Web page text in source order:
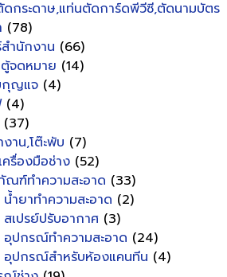
กระดาษ,แท่นตัดการ์ดพีวีซี,ตัดนามบัตร
(78)
สำนักงาน (66)
จดหมาย (14)
กุญแจ (4)
(4)
(37)
งาน,โต๊ะพับ (7)
ครื่องมือช่าง (52)
ณฑ์ทำความสะอาด (33)
น้ำยาทำความสะอาด (2)
สเปรย์ปรับอากาศ (3)
อุปกรณ์ทำความสะอาด (24)
อุปกรณ์สำหรับห้องแคนทีน (4)